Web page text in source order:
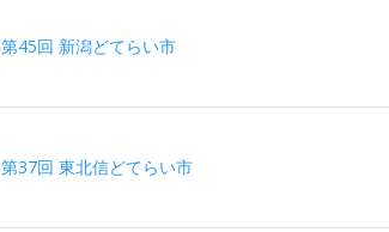
第45回 新潟どてらい市
第37回 東北信どてらい市